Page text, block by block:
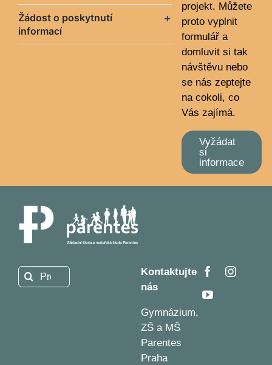
Žádost o poskytnutí
informací
projekt. Můžete
proto vyplnit
formulář a
domluvit si tak
návštěvu nebo
se nás zeptejte
na cokoli, co
Vás zajímá.
Vyžádat
si
informace
Hledat:
Kontaktujte
nás
Gymnázium,
ZŠ a MŠ
Parentes
Praha